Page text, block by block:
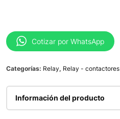
Cotizar por WhatsApp
Categorías: Relay, Relay - contactores
Información del producto